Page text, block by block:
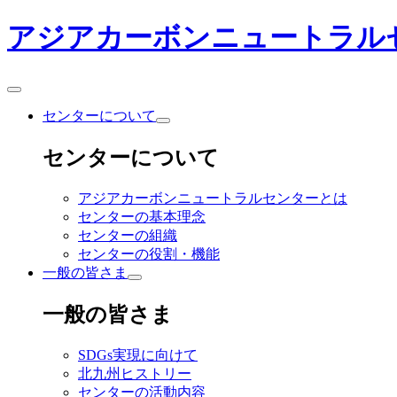
アジアカーボンニュートラル
センターについて
センターについて
アジアカーボンニュートラルセンターとは
センターの基本理念
センターの組織
センターの役割・機能
一般の皆さま
一般の皆さま
SDGs実現に向けて
北九州ヒストリー
センターの活動内容